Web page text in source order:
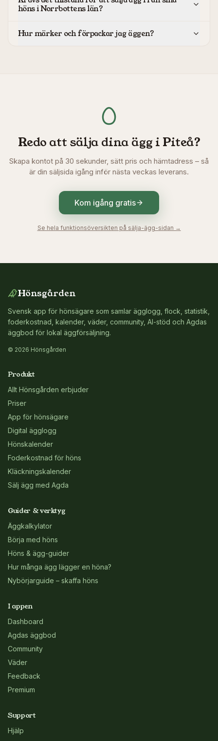
höns i Norrbottens län?
Hur märker och förpackar jag äggen?
Redo att sälja dina ägg i Piteå?
Skapa kontot på 30 sekunder, sätt pris och hämtadress – så
är din säljsida igång inför nästa veckas leverans.
Kom igång gratis
Se hela funktionsöversikten på sälja-ägg-sidan →
Hönsgården
Svensk app för hönsägare som samlar ägglogg, flock, statistik,
foderkostnad, kalender, väder, community, AI-stöd och Agdas
äggbod för lokal äggförsäljning.
© 2026 Hönsgården
Produkt
Allt Hönsgården erbjuder
Priser
App för hönsägare
Digital ägglogg
Hönskalender
Foderkostnad för höns
Kläckningskalender
Sälj ägg med Agda
Guider & verktyg
Äggkalkylator
Börja med höns
Höns & ägg-guider
Hur många ägg lägger en höna?
Nybörjarguide – skaffa höns
I appen
Dashboard
Agdas äggbod
Community
Väder
Feedback
Premium
Support
Hjälp